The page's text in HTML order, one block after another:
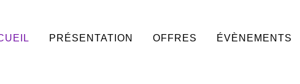
PRÉSENTATION OFFRES ÉVÈNEMENTS